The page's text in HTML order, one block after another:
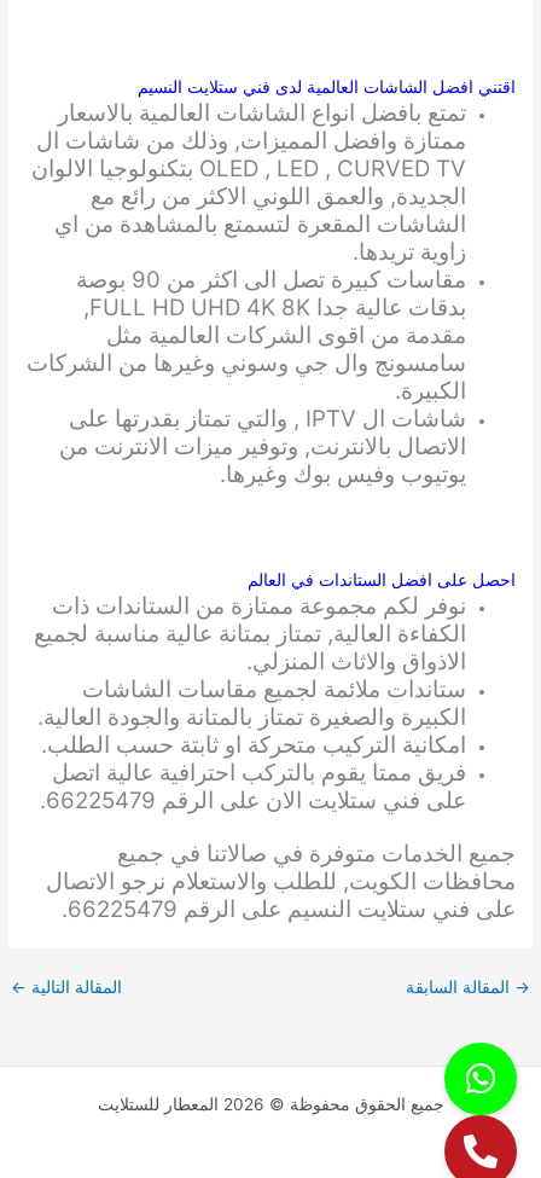
اقتني افضل الشاشات العالمية لدى فني ستلايت النسيم
تمتع بافضل انواع الشاشات العالمية بالاسعار
ممتازة وافضل المميزات, وذلك من شاشات ال
OLED , LED , CURVED TV بتكنولوجيا الالوان
الجديدة, والعمق اللوني الاكثر من رائع مع
الشاشات المقعرة لتسمتع بالمشاهدة من اي
زاوية تريدها.
مقاسات كبيرة تصل الى اكثر من 90 بوصة
بدقات عالية جدا FULL HD UHD 4K 8K,
مقدمة من اقوى الشركات العالمية مثل
سامسونج وال جي وسوني وغيرها من الشركات
الكبيرة.
شاشات ال IPTV , والتي تمتاز بقدرتها على
الاتصال بالانترنت, وتوفير ميزات الانترنت من
يوتيوب وفيس بوك وغيرها.
احصل على افضل الستاندات في العالم
نوفر لكم مجموعة ممتازة من الستاندات ذات
الكفاءة العالية, تمتاز بمتانة عالية مناسبة لجميع
الاذواق والاثاث المنزلي.
ستاندات ملائمة لجميع مقاسات الشاشات
الكبيرة والصغيرة تمتاز بالمتانة والجودة العالية.
امكانية التركيب متحركة او ثابتة حسب الطلب.
فريق ممتا يقوم بالتركب احترافية عالية اتصل
على فني ستلايت الان على الرقم 66225479.
جميع الخدمات متوفرة في صالاتنا في جميع
محافظات الكويت, للطلب والاستعلام نرجو الاتصال
على فني ستلايت النسيم على الرقم 66225479.
→ المقالة السابقة المقالة التالية ←
جميع الحقوق محفوظة © 2026 المعطار للستلايت